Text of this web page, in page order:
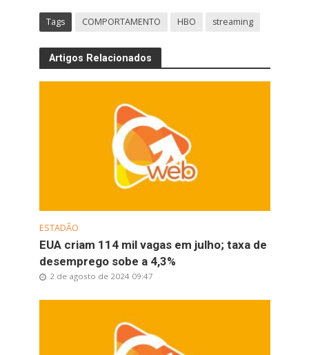
Tags COMPORTAMENTO HBO streaming
Artigos Relacionados
ESTADÃO
EUA criam 114 mil vagas em julho; taxa de
desemprego sobe a 4,3%
2 de agosto de 2024 09:47